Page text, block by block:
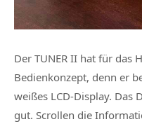
Der TUNER II hat für das
Bedienkonzept, denn er
weißes LCD-Display. Das
gut. Scrollen die